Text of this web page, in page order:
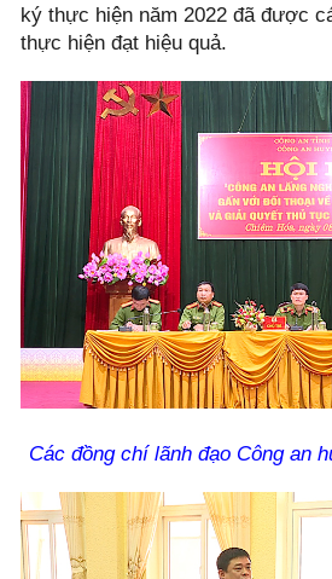
ký thực hiện năm 2022 đã được
thực hiện đạt hiệu quả.
Các đồng chí lãnh đạo Công an